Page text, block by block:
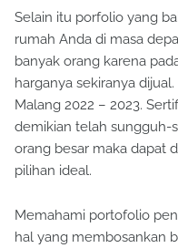
Selain itu porfolio yang
rumah Anda di masa
banyak orang karena
harganya sekiranya
Malang 2022 – 2023.
demikian telah sungguh-
orang besar maka dapat
pilihan ideal.
Memahami portofolio
hal yang membosankan